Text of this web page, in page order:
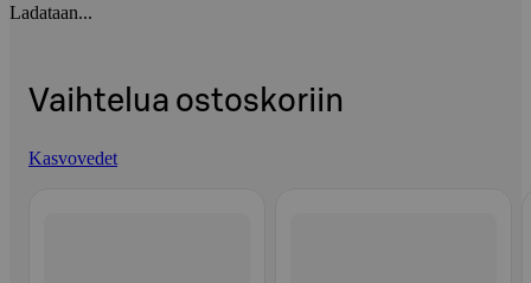
Ladataan...
Vaihtelua ostoskoriin
Kasvovedet